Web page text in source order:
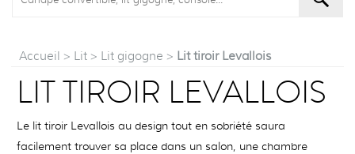
Accueil > Lit > Lit gigogne > Lit tiroir Levallois
LIT TIROIR LEVALLOIS
Le lit tiroir Levallois au design tout en sobriété saura
facilement trouver sa place dans un salon, une chambre